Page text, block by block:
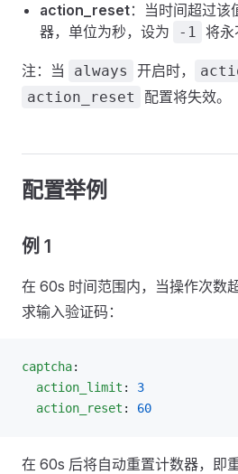
action_reset：当时间超过该
器，单位为秒，设为
-1 将永
注：当 always 开启时，
action_reset 配置将失效。
配置举例
例 1
在 60s 时间范围内，当操作次数
求输入验证码：
captcha:
  action_limit
: 3
  action_reset
: 60
在 60s 后将自动重置计数器，即